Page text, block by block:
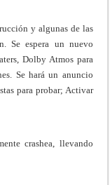
y algunas de las
Se espera un nuevo
Dolby Atmos para
Se hará un anuncio
para probar; Activar
crashea, llevando